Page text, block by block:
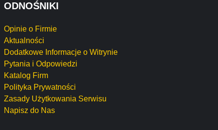
ODNOŚNIKI
Opinie o Firmie
Aktualności
Dodatkowe Informacje o Witrynie
Pytania i Odpowiedzi
Katalog Firm
Polityka Prywatności
Zasady Użytkowania Serwisu
Napisz do Nas